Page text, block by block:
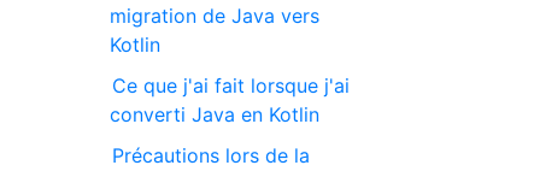
migration de Java vers
Kotlin
Ce que j'ai fait lorsque j'ai
converti Java en Kotlin
Précautions lors de la